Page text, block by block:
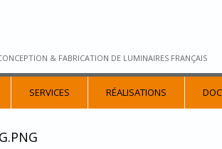
& FABRICATION DE LUMINAIRES FRANÇAIS
SERVICES RÉALISATIONS